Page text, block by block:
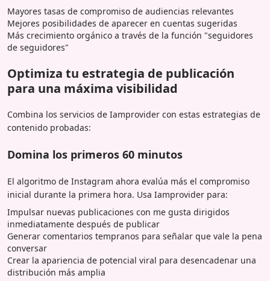
Mayores tasas de compromiso de audiencias relevantes
Mejores posibilidades de aparecer en cuentas sugeridas
Más crecimiento orgánico a través de la función "seguidores
de seguidores"
Optimiza tu estrategia de publicación
para una máxima visibilidad
Combina los servicios de Iamprovider con estas estrategias de
contenido probadas:
Domina los primeros 60 minutos
El algoritmo de Instagram ahora evalúa más el compromiso
inicial durante la primera hora. Usa Iamprovider para:
Impulsar nuevas publicaciones con me gusta dirigidos
inmediatamente después de publicar
Generar comentarios tempranos para señalar que vale la pena
conversar
Crear la apariencia de potencial viral para desencadenar una
distribución más amplia